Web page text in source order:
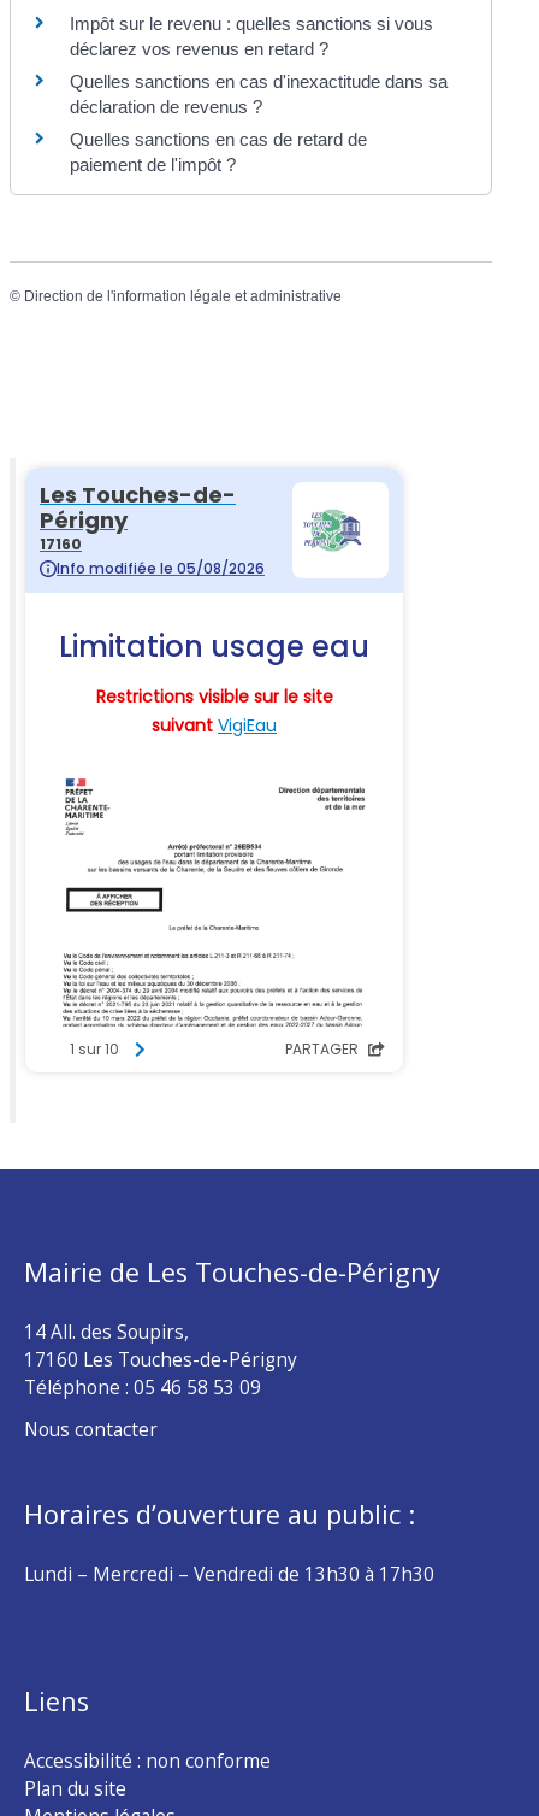
Impôt sur le revenu : quelles sanctions si vous
déclarez vos revenus en retard ?
Quelles sanctions en cas d'inexactitude dans sa
déclaration de revenus ?
Quelles sanctions en cas de retard de
paiement de l'impôt ?
© Direction de l'information légale et administrative
Mairie de Les Touches-de-Périgny
14 All. des Soupirs,
17160 Les Touches-de-Périgny
Téléphone : 05 46 58 53 09
Nous contacter
Horaires d’ouverture au public :
Lundi – Mercredi – Vendredi de 13h30 à 17h30
Liens
Accessibilité : non conforme
Plan du site